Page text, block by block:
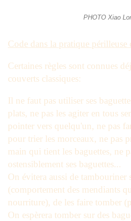
PHOTO Xiao
Code dans la pratique périlleuse
Certaines règles sont connues
couverts classiques:
Il ne faut pas utiliser ses
plats, ne pas les agiter en tous
pointer vers quelqu'un, ne pas
pour trier les morceaux, ne pas
main qui tient les baguettes, ne
ostensiblement ses baguettes...
On évitera aussi de tambouriner
(comportement des mendiants
nourriture), de les faire tomber
On espèrera tomber sur des